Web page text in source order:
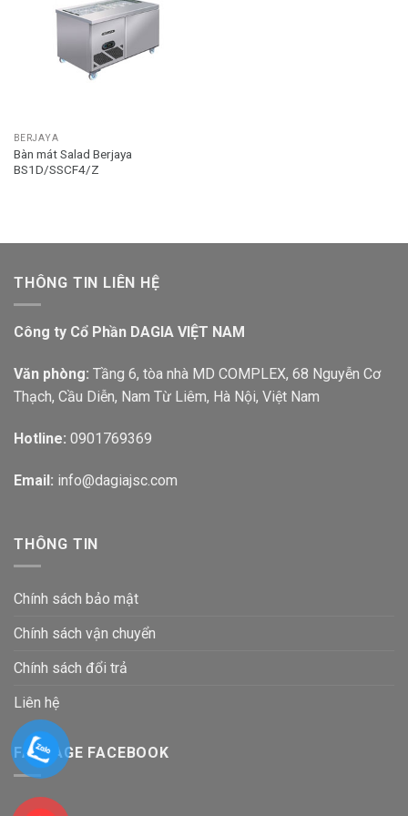
BERJAYA
Bàn mát Salad Berjaya
BS1D/SSCF4/Z
THÔNG TIN LIÊN HỆ
Công ty Cổ Phần DAGIA VIỆT NAM
Văn phòng: Tầng 6, tòa nhà MD COMPLEX, 68 Nguyễn Cơ
Thạch, Cầu Diễn, Nam Từ Liêm, Hà Nội, Việt Nam
Hotline: 0901769369
Email: info@dagiajsc.com
THÔNG TIN
Chính sách bảo mật
Chính sách vận chuyển
Chính sách đổi trả
Liên hệ
FANPAGE FACEBOOK